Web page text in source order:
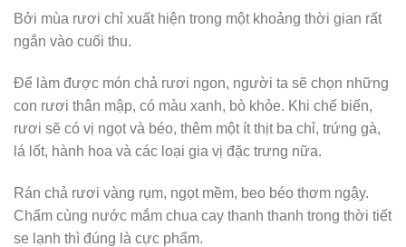
Bởi mùa rươi chỉ xuất hiện trong một khoảng thời gian rất
ngắn vào cuối thu.
Để làm được món chả rươi ngon, người ta sẽ chọn những
con rươi thân mập, có màu xanh, bò khỏe. Khi chế biến,
rươi sẽ có vị ngọt và béo, thêm một ít thịt ba chỉ, trứng gà,
lá lốt, hành hoa và các loại gia vị đặc trưng nữa.
Rán chả rươi vàng rụm, ngọt mềm, beo béo thơm ngậy.
Chấm cùng nước mắm chua cay thanh thanh trong thời tiết
se lạnh thì đúng là cực phẩm.